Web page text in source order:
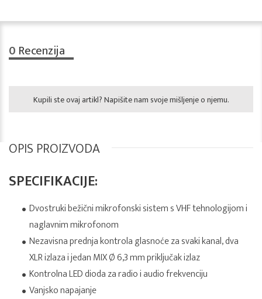
0 Recenzija
Kupili ste ovaj artikl? Napišite nam svoje mišljenje o njemu.
OPIS PROIZVODA
SPECIFIKACIJE:
Dvostruki bežični mikrofonski sistem s VHF tehnologijom i
naglavnim mikrofonom
Nezavisna prednja kontrola glasnoće za svaki kanal, dva
XLR izlaza i jedan MIX Ø 6,3 mm priključak izlaz
Kontrolna LED dioda za radio i audio frekvenciju
Vanjsko napajanje